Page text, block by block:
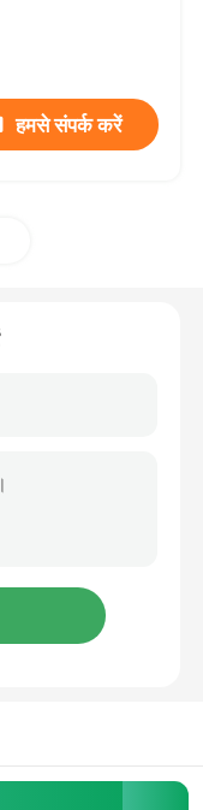
हमसे संपर्क करें